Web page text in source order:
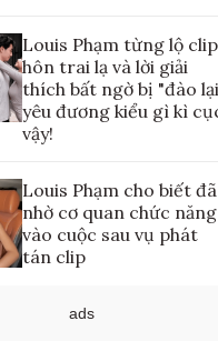
Louis Phạm từng lộ clip
hôn trai lạ và lời giải
thích bất ngờ bị "đào
yêu đương kiểu gì kì
vậy!
Louis Phạm cho biết đã
nhờ cơ quan chức năng
vào cuộc sau vụ phát
tán clip
ads